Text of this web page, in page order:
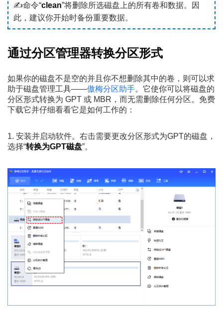
✍命令“clean”将删除所选磁盘上的所有卷和数据。因
此，建议你开始时备份重要数据。
通过分区管理器转换分区形式
如果你的磁盘不是空的并且你不想删除其中的卷，则可以求
助于磁盘管理工具——傲梅分区助手。它使你可以将磁盘的
分区形式转换为 GPT 或 MBR，而无需删除任何分区。免费
下载它并仔细看看它是如何工作的：
1. 安装并启动软件。右击需要更改分区形式为GPT的磁盘，
选择“转换为GPT磁盘”。